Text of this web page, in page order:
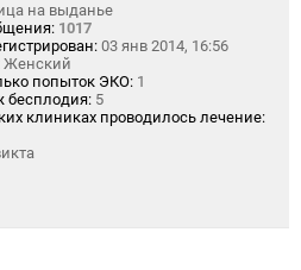
на выданье
1017
03 янв 2014, 16:56
Женский
попыток ЭКО: 1
бесплодия: 5
клиниках проводилось лечение: